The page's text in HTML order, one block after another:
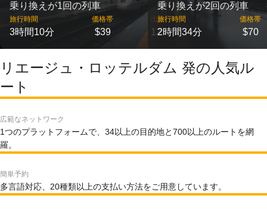
乗り換えが1回の列車
旅行時間
3時間10分
価格帯
$39
出発
12
乗り換えが2回の列車
旅行時間
2時間34分
価格帯
$70
リエージュ・ロッテルダム 発の人気ル
ート
広範なネットワーク
1つのプラットフォームで、34以上の目的地と700以上のルートを網
羅。
簡単予約
多言語対応、20種類以上の支払い方法をご用意しています。